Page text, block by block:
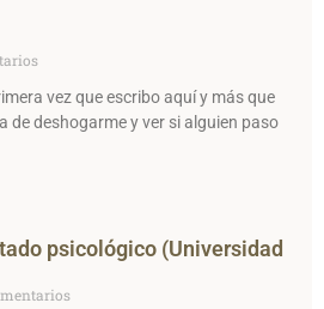
vez que escribo aquí y más que
de deshogarme y ver si alguien paso
psicológico (Universidad